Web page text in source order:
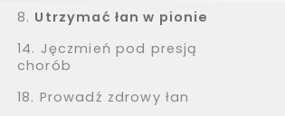
8. Utrzymać łan w pionie
14. Jęczmień pod presją
chorób
18. Prowadź zdrowy łan